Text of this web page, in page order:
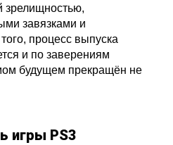
зрелищностью,
завязками и
процесс выпуска
и по заверениям
будущем прекращён не
игры PS3